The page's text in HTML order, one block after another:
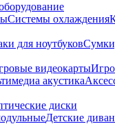
Системы охлаждения
для ноутбуков
видеокарты
акустика
диски
Детские